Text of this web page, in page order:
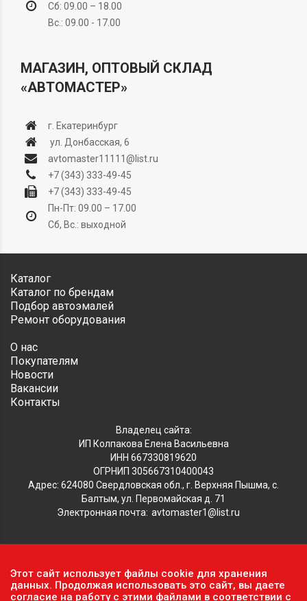
Сб: 09.00 – 18.00
Вс.: 09.00 - 17.00
МАГАЗИН, ОПТОВЫЙ СКЛАД
«АВТОМАСТЕР»
г. Екатеринбург
ул. Донбасская, 6
avtomaster11111@list.ru
+7 (343) 333-49-45
+7 (343) 333-49-45
Пн-Пт: 09.00 – 17.00
Сб, Вс.: выходной
Каталог
Каталог по брендам
Подбор автоэмалей
Ремонт оборудования
О нас
Покупателям
Новости
Вакансии
Контакты
Владелец сайта:
ИП Колпакова Елена Васильевна
ИНН 667330819620
ОГРНИП 305667310400043
Адрес: 624080 Свердловская обл., г. Верхняя Пышма, с.
Балтым, ул. Первомайская д. 71
Электронная почта: avtomaster1@list.ru
Обратите внимание, что данный сайт носит исключительно
информационный характер и ни при каких условиях не
является публичной офертой, определяемой положениями ч.2
Этот сайт использует файлы cookie для хранения
данных. Продолжая использовать это сайт, вы даете
согласие на работу с этими файлами в соответствии с